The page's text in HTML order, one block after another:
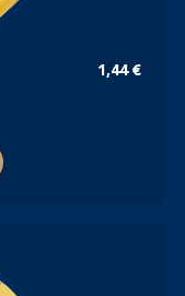
1,44 €